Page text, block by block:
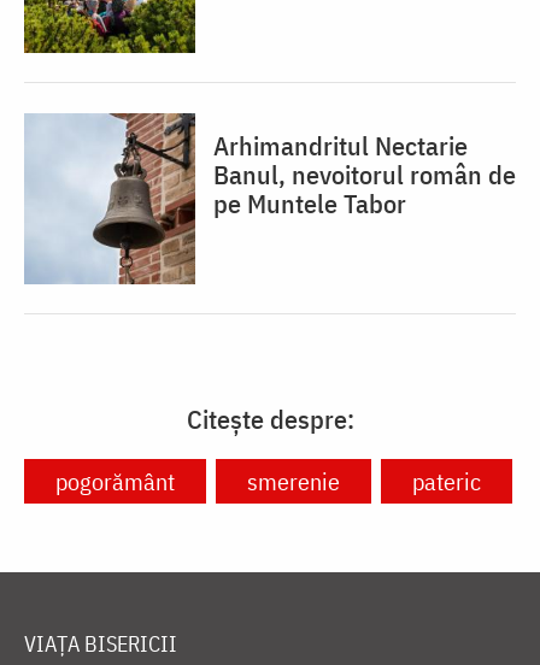
Arhimandritul Nectarie
Banul, nevoitorul român de
pe Muntele Tabor
Citește despre:
pogorământ smerenie pateric
VIAȚA BISERICII